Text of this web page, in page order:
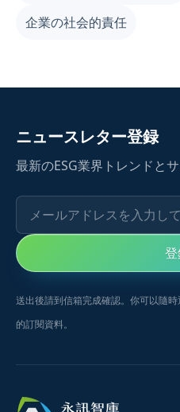
ネルの構築」「国際規範と
「企業のサステナブルガバ
Responsibility）企業社会責
ESG（Environment, Social,
の非財務情報ニーズにもよ
た。
企業の社会的責任
ニュースレター登録
最新のESG業界トレンドと
メールアドレスを入力してく
送出後請到信箱完成確認。你可以隨
的訂閱資料。